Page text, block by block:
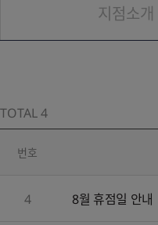
지점소개
TOTAL4
번호
4 8월 휴점일 안내